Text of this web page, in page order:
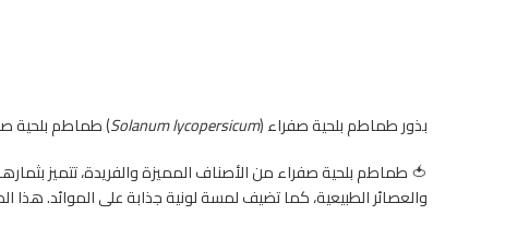
بذور طماطم بلحية صفراء (Solanum lycopersicum) طماطم بلحية
🍅 طماطم بلحية صفراء من الأصناف المميزة والفريدة، تتميز
والعصائر الطبيعية، كما تضيف لمسة لونية جذابة على الموائد. هذا